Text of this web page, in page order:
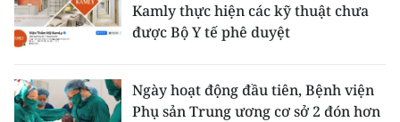
Kamly thực hiện các kỹ thuật chưa
được Bộ Y tế phê duyệt
Ngày hoạt động đầu tiên, Bệnh viện
Phụ sản Trung ương cơ sở 2 đón hơn